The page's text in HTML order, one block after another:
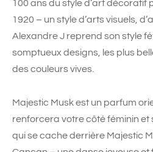
100 ans du style d’art
1920 – un style d’arts visuels,
Alexandre J reprend son style
somptueux designs, les plus
des couleurs vives.
Majestic Musk est un parfum
renforcera votre côté féminin et
qui se cache derrière Majestic